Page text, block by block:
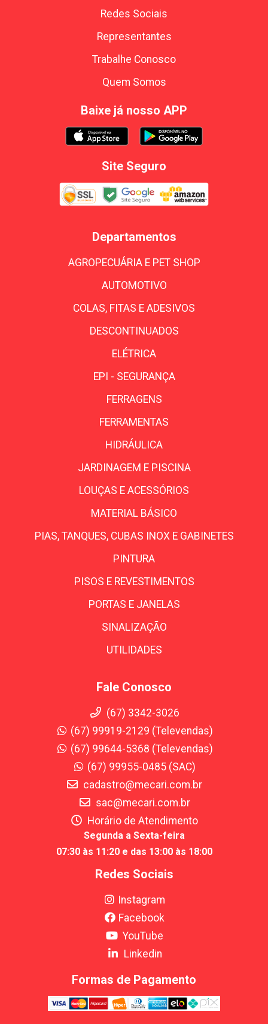
Redes Sociais
Representantes
Trabalhe Conosco
Quem Somos
Baixe já nosso APP
Site Seguro
Departamentos
AGROPECUÁRIA E PET SHOP
AUTOMOTIVO
COLAS, FITAS E ADESIVOS
DESCONTINUADOS
ELÉTRICA
EPI - SEGURANÇA
FERRAGENS
FERRAMENTAS
HIDRÁULICA
JARDINAGEM E PISCINA
LOUÇAS E ACESSÓRIOS
MATERIAL BÁSICO
PIAS, TANQUES, CUBAS INOX E GABINETES
PINTURA
PISOS E REVESTIMENTOS
PORTAS E JANELAS
SINALIZAÇÃO
UTILIDADES
Fale Conosco
(67) 3342-3026
(67) 99919-2129 (Televendas)
(67) 99644-5368 (Televendas)
(67) 99955-0485 (SAC)
cadastro@mecari.com.br
sac@mecari.com.br
Horário de Atendimento
Segunda a Sexta-feira
07:30 às 11:20 e das 13:00 às 18:00
Redes Sociais
Instagram
Facebook
YouTube
Linkedin
Formas de Pagamento